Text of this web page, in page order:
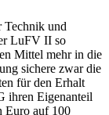
Technik und
LuFV II so
Mittel mehr in die
sichere zwar die
für den Erhalt
ihren Eigenanteil
Euro auf 100